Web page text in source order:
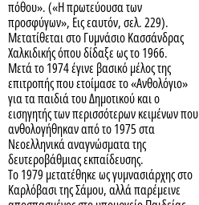
πόθου». («Η πρωτεύουσα των
προσφύγων», Εις εαυτόν, σελ. 229).
Μετατίθεται στο Γυμνάσιο Κασσάνδρας
Χαλκιδικής όπου δίδαξε ως το 1966.
Μετά το 1974 έγινε βασικό μέλος της
επιτροπής που ετοίμασε το «Ανθολόγιο»
για τα παιδιά του Δημοτικού και ο
εισηγητής των περισσότερων κειμένων που
ανθολογήθηκαν από το 1975 στα
Νεοελληνικά αναγνώσματα της
δευτεροβάθμιας εκπαίδευσης.
Το 1979 μετατέθηκε ως γυμνασιάρχης στο
Καρλόβασι της Σάμου, αλλά παρέμεινε